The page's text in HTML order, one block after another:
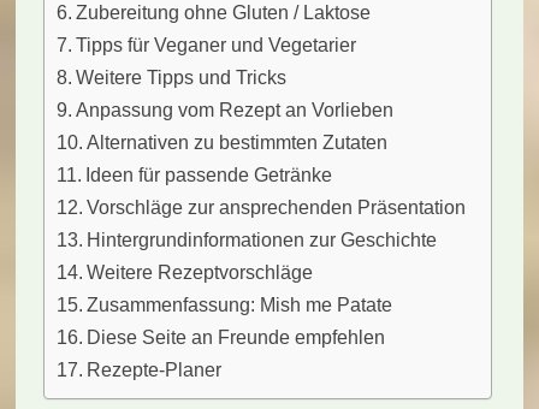
Zubereitung ohne Gluten / Laktose
Tipps für Veganer und Vegetarier
Weitere Tipps und Tricks
Anpassung vom Rezept an Vorlieben
Alternativen zu bestimmten Zutaten
Ideen für passende Getränke
Vorschläge zur ansprechenden Präsentation
Hintergrundinformationen zur Geschichte
Weitere Rezeptvorschläge
Zusammenfassung: Mish me Patate
Diese Seite an Freunde empfehlen
Rezepte-Planer